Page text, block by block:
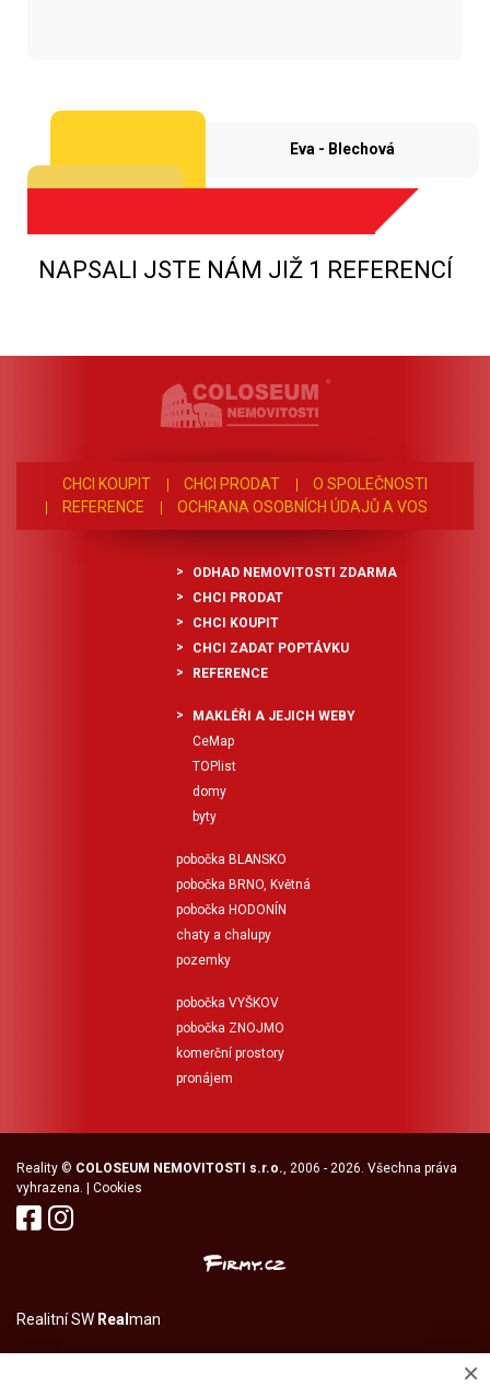
Eva - Blechová
NAPSALI JSTE NÁM JIŽ 1 REFERENCÍ
CHCI KOUPIT CHCI PRODAT
O SPOLEČNOSTI
REFERENCE
OCHRANA OSOBNÍCH ÚDAJŮ A VOS
ODHAD NEMOVITOSTI ZDARMA
CHCI PRODAT
CHCI KOUPIT
CHCI ZADAT POPTÁVKU
REFERENCE
MAKLÉŘI A JEJICH WEBY
CeMap
TOPlist
domy
byty
pobočka BLANSKO
pobočka BRNO, Květná
pobočka HODONÍN
chaty a chalupy
pozemky
pobočka VYŠKOV
pobočka ZNOJMO
komerční prostory
pronájem
Reality © COLOSEUM NEMOVITOSTI s.r.o., 2006 - 2026. Všechna práva
vyhrazena. | Cookies
Realitní SW Real man
×